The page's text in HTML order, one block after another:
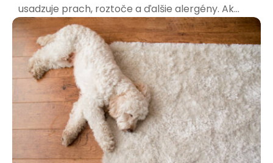
usadzuje prach, roztoče a ďalšie alergény. Ak
trpíte alergiami, výber správnej rohožky je kľúčový
pre vaše zdravie a pohodu. Aké materiály sú
najvhodnejšie pre alergikov? Pri výbere rohožky
pre alergikov